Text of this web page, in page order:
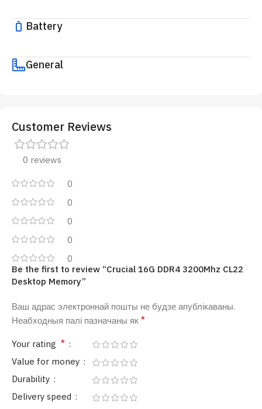
Battery
General
Customer Reviews
0 reviews
0
0
0
0
0
Be the first to review “Crucial 16G DDR4 3200Mhz CL22
Desktop Memory”
Ваш адрас электроннай пошты не будзе апублікаваны.
Неабходныя палі пазначаны як*
Your rating *
Value for money
Durability
Delivery speed